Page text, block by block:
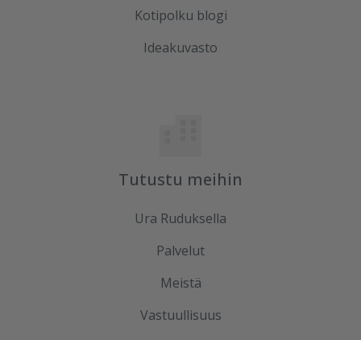
Kotipolku blogi
Ideakuvasto
Tutustu meihin
Ura Ruduksella
Palvelut
Meistä
Vastuullisuus